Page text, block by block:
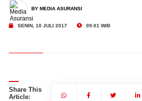
BY MEDIA ASURANSI
SENIN, 10 JULI 2017 09:01 WIB
Share This
Article: